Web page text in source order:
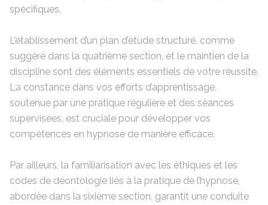
spécifiques.
L’établissement d’un plan d’étude structuré, comme
suggéré dans la quatrième section, et le maintien de la
discipline sont des éléments essentiels de votre réussite.
La constance dans vos efforts d’apprentissage,
soutenue par une pratique régulière et des séances
supervisées, est cruciale pour développer vos
compétences en hypnose de manière efficace.
Par ailleurs, la familiarisation avec les éthiques et les
codes de déontologie liés à la pratique de l’hypnose,
abordée dans la sixième section, garantit une conduite